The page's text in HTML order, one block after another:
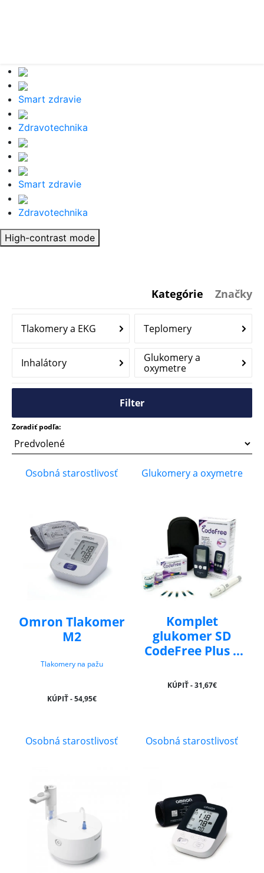
Smart zdravie
Zdravotechnika
Smart zdravie
Zdravotechnika
High-contrast mode
Kategórie Značky
Tlakomery a EKG Teplomery
Inhalátory
Glukomery a
oxymetre
Filter
Zoradiť podľa:
Osobná starostlivosť
Omron Tlakomer
M2
Tlakomery na pažu
KÚPIŤ - 54,95€
Glukomery a oxymetre
Komplet
glukomer SD
CodeFree Plus +
KÚPIŤ - 31,67€
Osobná starostlivosť Osobná starostlivosť